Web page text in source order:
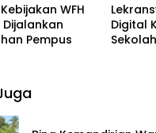
WFH
Dijalankan
Pempus
Digital